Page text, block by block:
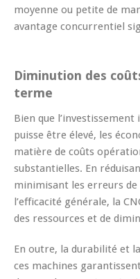
moyenne ou petite de
avantage concurrentiel
Diminution des
terme
Bien que
puisse être élevé, les
matière de coûts
substantielles. En
minimisant les erreurs
l’efficacité générale, la
des ressources et de
En outre, la durabilité et
ces machines